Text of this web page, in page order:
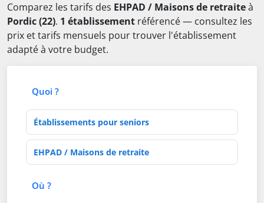
Comparez les tarifs des EHPAD / Maisons de retraiteà
Pordic (22). 1 établissement référencé — consultez les
prix et tarifs mensuels pour trouver l'établissement
adapté à votre budget.
Quoi ?
Type d'établissement
Activités de soins
Où ?